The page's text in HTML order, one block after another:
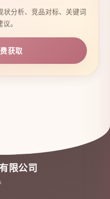
状分析、竞品对标、关键词
。
获取
限公司